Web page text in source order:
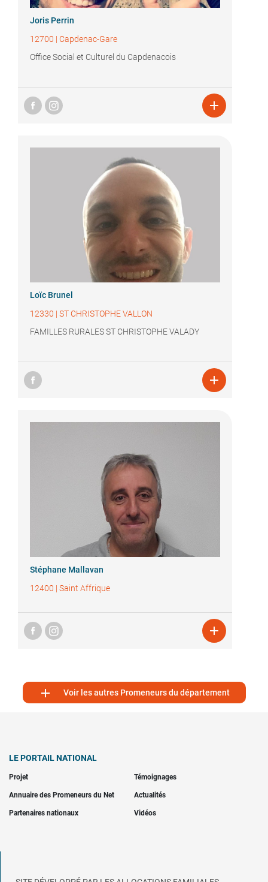
Joris Perrin
12700 | Capdenac-Gare
Office Social et Culturel du Capdenacois

Loïc Brunel
12330 | ST CHRISTOPHE VALLON
FAMILLES RURALES ST CHRISTOPHE VALADY

Stéphane Mallavan
12400 | Saint Affrique

 Voir les autres Promeneurs du département
LE PORTAIL NATIONAL
Projet Témoignages
Annuaire des Promeneurs du Net Actualités
Partenaires nationaux Vidéos